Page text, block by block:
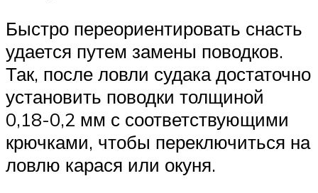
Быстро переориентировать снасть
удается путем замены поводков.
Так, после ловли судака достаточно
установить поводки толщиной
0,18-0,2 мм с соответствующими
крючками, чтобы переключиться на
ловлю карася или окуня.